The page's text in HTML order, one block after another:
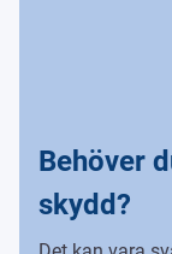
Behöver
skydd?